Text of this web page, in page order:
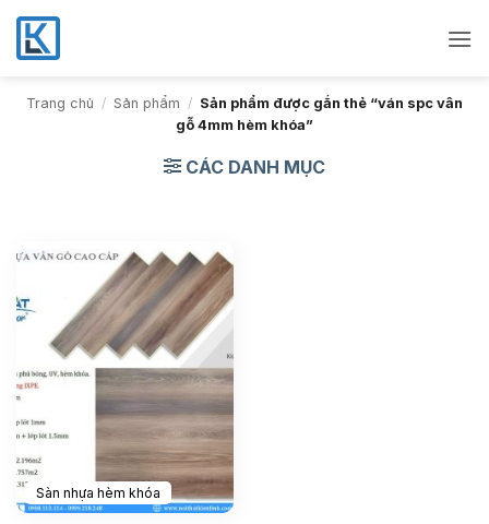
Bỏ
qua
nội
dungTrang chủ / Sản phẩm / Sản phẩm được gắn thẻ “ván spc vân
gỗ 4mm hèm khóa”
CÁC DANH MỤC
Sàn nhựa hèm khóa